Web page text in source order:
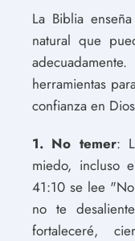
La Biblia
natural que
herramientas
confianza en
1. No temer:
miedo, incluso
41:10 se lee
no te
fortaleceré,